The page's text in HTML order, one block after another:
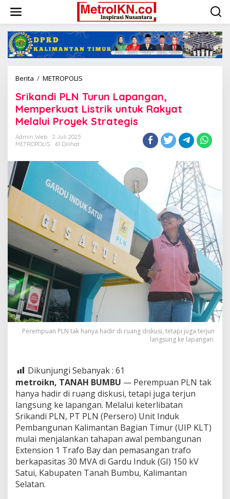
konten
Berita / METROPOLIS
Turun
Lapangan,
Memperkuat
Listrik
Proyek
Strategis
Srikandi PLN Turun Lapangan,
Memperkuat Listrik untuk Rakyat
Melalui Proyek Strategis
Admin Web
2 Juli 2025
METROPOLIS
61 Dilihat
Perempuan PLN tak hanya hadir di ruang diskusi, tetapi juga terjun
langsung ke lapangan.
Dikunjungi Sebanyak : 61
metroikn, TANAH BUMBU — Perempuan PLN tak
hanya hadir di ruang diskusi, tetapi juga terjun
langsung ke lapangan. Melalui keterlibatan
Srikandi PLN, PT PLN (Persero) Unit Induk
Pembangunan Kalimantan Bagian Timur (UIP KLT)
mulai menjalankan tahapan awal pembangunan
Extension 1 Trafo Bay dan pemasangan trafo
berkapasitas 30 MVA di Gardu Induk (GI) 150 kV
Satui, Kabupaten Tanah Bumbu, Kalimantan
Selatan.